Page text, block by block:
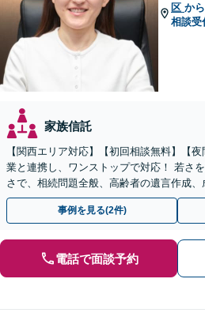
区 か
相談受
家族信託
【関西エリア対応】【初回相談無料】【
業と連携し、ワンストップで対応！ 若さ
さで、相続問題全般、高齢者の遺言作成、
事例を見る(2件)
電話で面談予約